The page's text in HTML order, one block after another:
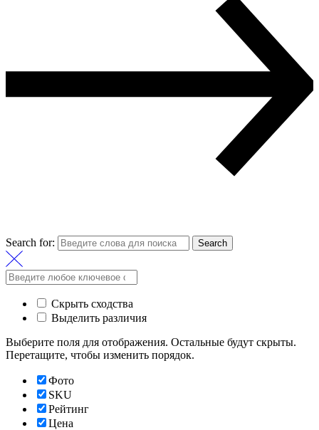
Search for: Search
Скрыть сходства
Выделить различия
Выберите поля для отображения. Остальные будут скрыты.
Перетащите, чтобы изменить порядок.
Фото
SKU
Рейтинг
Цена